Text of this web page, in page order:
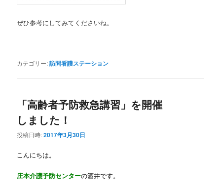
ぜひ参考にしてみてくださいね。
カテゴリー:訪問看護ステーション
「高齢者予防救急講習」を開催
しました！
投稿日時:2017年3月30日
こんにちは。
庄本介護予防センターの酒井です。